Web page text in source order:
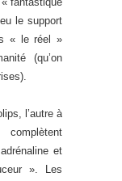
le support
« le réel »
(qu’on
l’autre à
et
». Les